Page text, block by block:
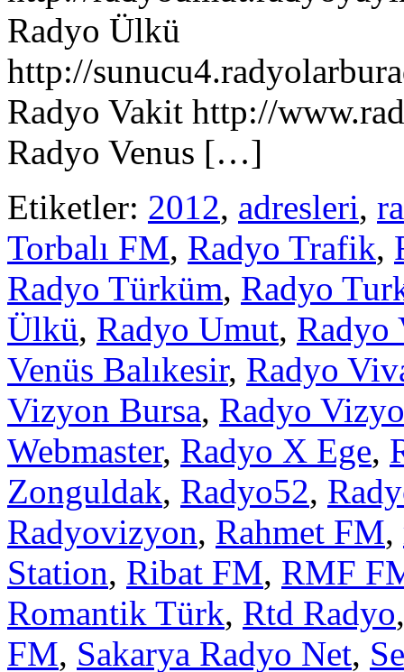
Radyo Ülkü
http://
Radyo Vakit http://
Radyo Venus […]
Etiketler: 2012, adresleri,
Torbalı FM, Radyo Trafik,
Radyo Türküm, Radyo
Ülkü, Radyo Umut, Radyo
Venüs Balıkesir, Radyo
Vizyon Bursa, Radyo
Webmaster, Radyo X Ege,
Zonguldak, Radyo52,
Radyovizyon, Rahmet FM,
Station, Ribat FM, RMF
Romantik Türk, Rtd Radyo
FM, Sakarya Radyo Net,